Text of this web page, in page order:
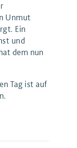
Unmut
Ein
und
dem nun
Tag ist auf